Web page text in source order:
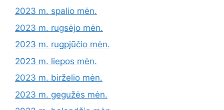
2023 m. spalio mėn.
2023 m. rugsėjo mėn.
2023 m. rugpjūčio mėn.
2023 m. liepos mėn.
2023 m. birželio mėn.
2023 m. gegužės mėn.